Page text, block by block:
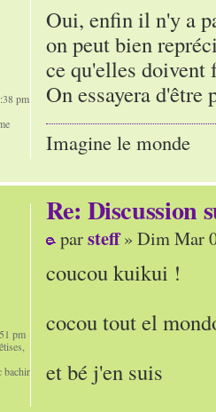
Oui, enfin il n'y a
on peut bien
ce qu'elles doivent
On essayera d'être
Imagine le monde
pm
Re: Discussion
parsteff» Dim Mar
coucou kuikui !
cocou tout el
et bé j'en suis
pm
bachir